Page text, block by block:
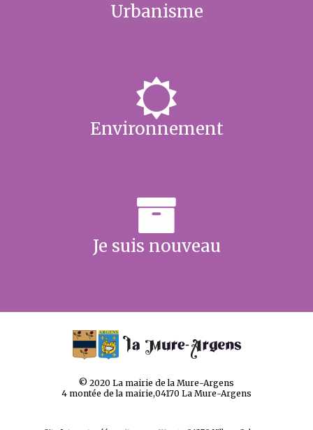
Urbanisme
Environnement
Je suis nouveau
© 2020 La mairie de la Mure-Argens
4 montée de la mairie,04170 La Mure-Argens